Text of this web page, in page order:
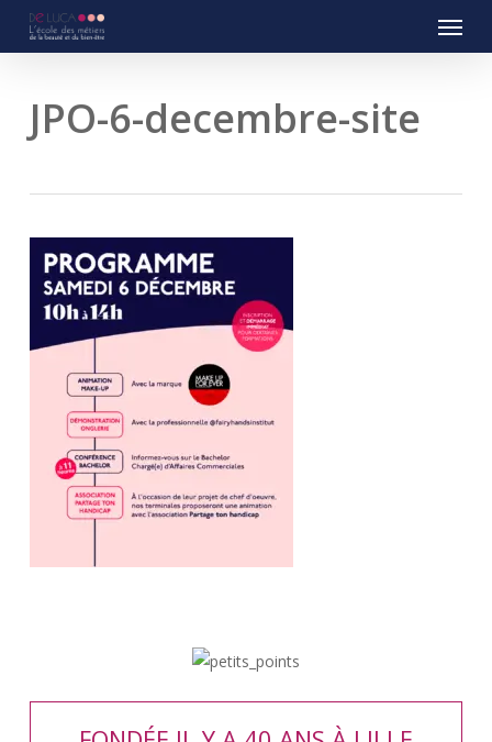
Menu
JPO-6-decembre-site